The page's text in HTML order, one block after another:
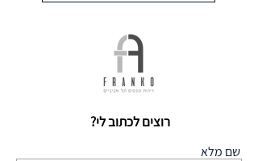
רוצים לכתוב לי?
שם מלא